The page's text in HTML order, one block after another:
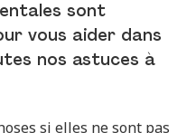
sont
vous aider dans
nos astuces à
si elles ne sont pas